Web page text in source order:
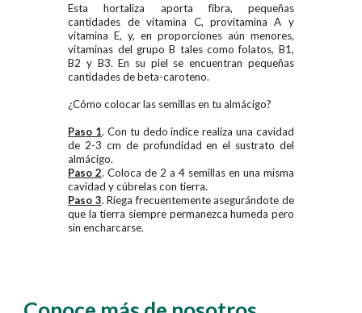
Esta hortaliza aporta fibra, pequeñas
cantidades de vitamina C, provitamina A y
vitamina E, y, en proporciones aún menores,
vitaminas del grupo B tales como folatos, B1,
B2 y B3. En su piel se encuentran pequeñas
cantidades de beta-caroteno.
¿Cómo colocar las semillas en tu almácigo?
Paso 1. Con tu dedo índice realiza una cavidad
de 2-3 cm de profundidad en el sustrato del
almácigo.
Paso 2.Coloca de 2 a 4 semillas en una misma
cavidad y cúbrelas con tierra.
Paso 3. Riega frecuentementeasegurándote de
que la tierra siempre permanezca humeda pero
sin encharcarse.